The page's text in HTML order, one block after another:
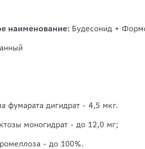
наименование: Будесонид +
фумарата дигидрат - 4,5 мкг.
моногидрат - до 12,0 мг;
- до 100%.